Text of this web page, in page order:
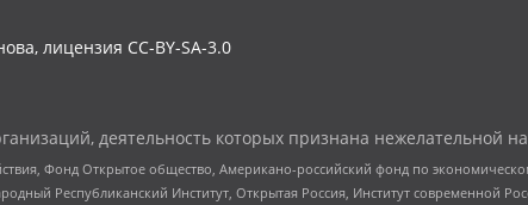
лицензия CC-BY-SA-3.0
деятельность которых признана нежелательной
Фонд Открытое общество, Американо-российский фонд по
Республиканский Институт, Открытая Россия, Институт современной